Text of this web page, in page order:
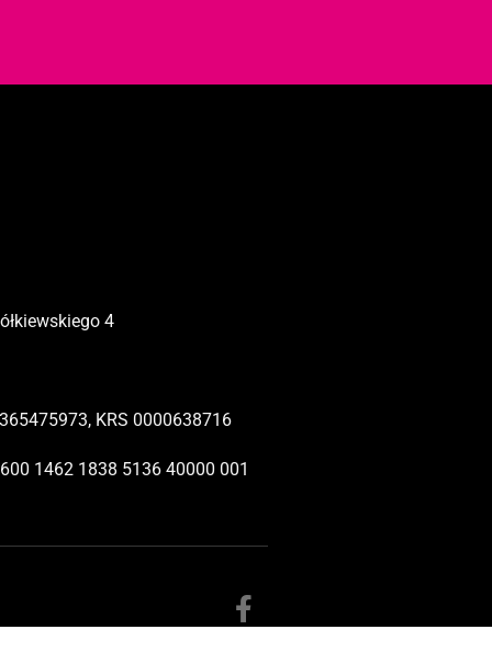
4
KRS 0000638716
1462 1838 5136 40000 001